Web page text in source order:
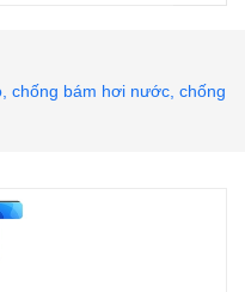
chống bám hơi nước, chống